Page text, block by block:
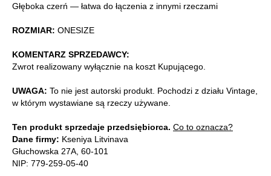
Głęboka czerń — łatwa do łączenia z innymi rzeczami
ROZMIAR: ONESIZE
KOMENTARZ SPRZEDAWCY:
Zwrot realizowany wyłącznie na koszt Kupującego.
UWAGA: To nie jest autorski produkt. Pochodzi z działu Vintage,
w którym wystawiane są rzeczy używane.
Ten produkt sprzedaje przedsiębiorca. Co to oznacza?
Dane firmy: Kseniya Litvinava
Głuchowska 27A, 60-101
NIP: 779-259-05-40